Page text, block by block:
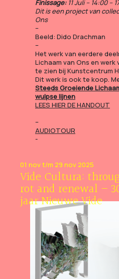
Finissage:11 Juli – 14:00 –
Dit is een project van
Ons
–
Beeld: Dido Drachman
–
Het werk van eerdere
Lichaam van Ons en werk
te zien bij Kunstcentrum
Dit werk is ook te koop.
Steeds Groeiende
wulpse lijnen
LEES HIER DE HANDOUT
–
AUDIOTOUR
01 nov t/m 29 nov 2025
Vide Cultura:
rot and renewal –
jaar Nieuwe Vide